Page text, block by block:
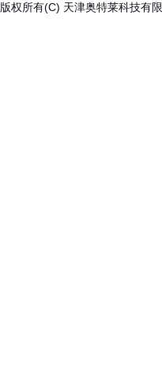
版权所有(C) 天津奥特莱科技有